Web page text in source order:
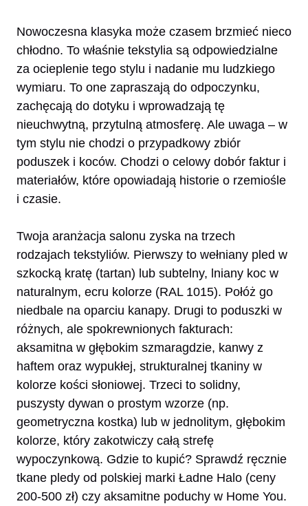
Nowoczesna klasyka może czasem brzmieć nieco
chłodno. To właśnie tekstylia są odpowiedzialne
za ocieplenie tego stylu i nadanie mu ludzkiego
wymiaru. To one zapraszają do odpoczynku,
zachęcają do dotyku i wprowadzają tę
nieuchwytną, przytulną atmosferę. Ale uwaga – w
tym stylu nie chodzi o przypadkowy zbiór
poduszek i koców. Chodzi o celowy dobór faktur i
materiałów, które opowiadają historie o rzemiośle
i czasie.
Twoja aranżacja salonu zyska na trzech
rodzajach tekstyliów. Pierwszy to wełniany pled w
szkocką kratę (tartan) lub subtelny, lniany koc w
naturalnym, ecru kolorze (RAL 1015). Połóż go
niedbale na oparciu kanapy. Drugi to poduszki w
różnych, ale spokrewnionych fakturach:
aksamitna w głębokim szmaragdzie, kanwy z
haftem oraz wypukłej, strukturalnej tkaniny w
kolorze kości słoniowej. Trzeci to solidny,
puszysty dywan o prostym wzorze (np.
geometryczna kostka) lub w jednolitym, głębokim
kolorze, który zakotwiczy całą strefę
wypoczynkową. Gdzie to kupić? Sprawdź ręcznie
tkane pledy od polskiej marki Ładne Halo (ceny
200-500 zł) czy aksamitne poduchy w Home You.